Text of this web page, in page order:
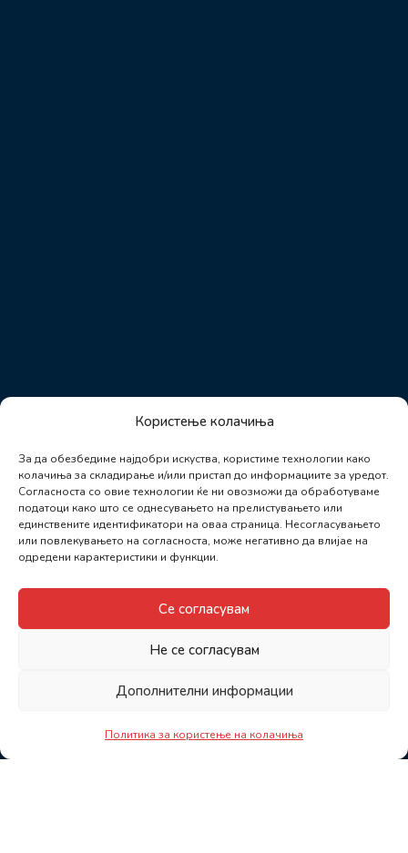
Користење колачиња
За да обезбедиме најдобри искуства, користиме технологии како
колачиња за складирање и/или пристап до информациите за уредот.
Согласноста со овие технологии ќе ни овозможи да обработуваме
податоци како што се однесувањето на прелистувањето или
единствените идентификатори на оваа страница. Несогласувањето
или повлекувањето на согласноста, може негативно да влијае на
одредени карактеристики и функции.
Се согласувам
Не се согласувам
Дополнителни информации
Политика за користење на колачиња